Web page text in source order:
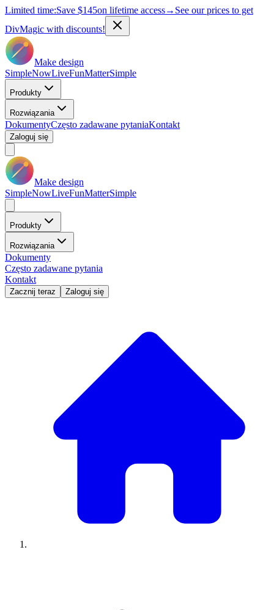
Limited time:Save $145on lifetime access→ See our prices to get
DivMagic with discounts!
Make design
SimpleNowLiveFunMatterSimple
Produkty
Rozwiązania
DokumentyCzęsto zadawane pytaniaKontakt
Zaloguj się
Make design
SimpleNowLiveFunMatterSimple
Produkty
Rozwiązania
Dokumenty
Często zadawane pytania
Kontakt
Zacznij teraz Zaloguj się